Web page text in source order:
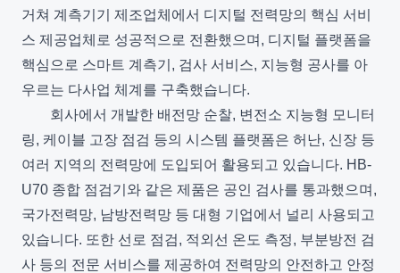
거쳐 계측기기 제조업체에서 디지털 전력망의 핵심 서비
스 제공업체로 성공적으로 전환했으며, 디지털 플랫폼을
핵심으로 스마트 계측기, 검사 서비스, 지능형 공사를 아
우르는 다사업 체계를 구축했습니다.
회사에서 개발한 배전망 순찰, 변전소 지능형 모니터
링, 케이블 고장 점검 등의 시스템 플랫폼은 허난, 신장 등
여러 지역의 전력망에 도입되어 활용되고 있습니다. HB-
U70 종합 점검기와 같은 제품은 공인 검사를 통과했으며,
국가전력망, 남방전력망 등 대형 기업에서 널리 사용되고
있습니다. 또한 선로 점검, 적외선 온도 측정, 부분방전 검
사 등의 전문 서비스를 제공하여 전력망의 안전하고 안정